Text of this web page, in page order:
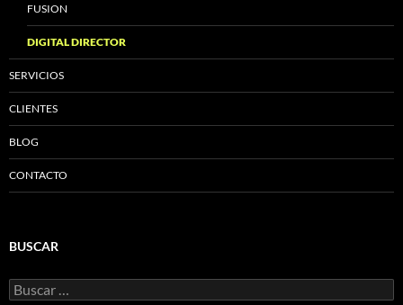
FUSION
DIGITAL DIRECTOR
SERVICIOS
CLIENTES
BLOG
CONTACTO
BUSCAR
Buscar: